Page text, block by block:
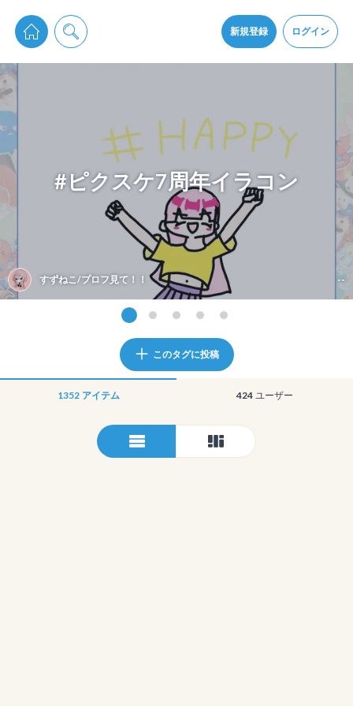
新規登録 ログイン
pixiv Sketchは2024年5月28日付で プライパシーポリシーを改定しました。
通知を受け取るにはここをクリックします
#ピクスケ7周年イラコン
すずねこ/プロフ見て！！ --
このタグに投稿
1352 アイテム 424 ユーザー